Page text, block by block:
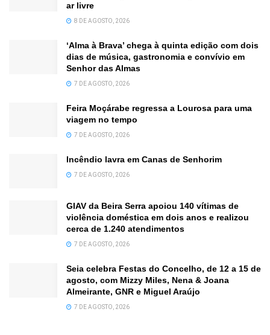
ar livre
8 DE AGOSTO, 2026
‘Alma à Brava’ chega à quinta edição com dois
dias de música, gastronomia e convívio em
Senhor das Almas
7 DE AGOSTO, 2026
Feira Moçárabe regressa a Lourosa para uma
viagem no tempo
7 DE AGOSTO, 2026
Incêndio lavra em Canas de Senhorim
7 DE AGOSTO, 2026
GIAV da Beira Serra apoiou 140 vítimas de
violência doméstica em dois anos e realizou
cerca de 1.240 atendimentos
7 DE AGOSTO, 2026
Seia celebra Festas do Concelho, de 12 a 15 de
agosto, com Mizzy Miles, Nena & Joana
Almeirante, GNR e Miguel Araújo
7 DE AGOSTO, 2026